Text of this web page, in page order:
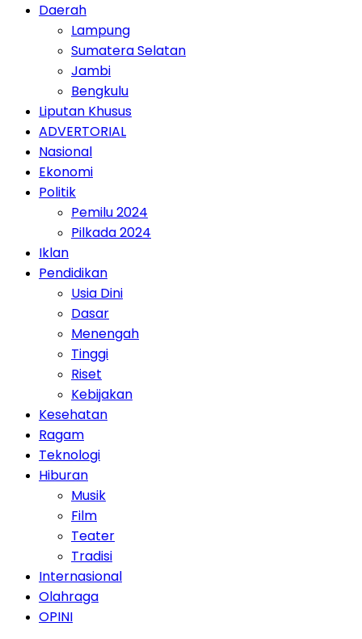
Daerah
Lampung
Sumatera Selatan
Jambi
Bengkulu
Liputan Khusus
ADVERTORIAL
Nasional
Ekonomi
Politik
Pemilu 2024
Pilkada 2024
Iklan
Pendidikan
Usia Dini
Dasar
Menengah
Tinggi
Riset
Kebijakan
Kesehatan
Ragam
Teknologi
Hiburan
Musik
Film
Teater
Tradisi
Internasional
Olahraga
OPINI